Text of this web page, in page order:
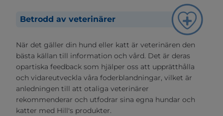
Betrodd av veterinärer
När det gäller din hund eller katt är veterinären den
bästa källan till information och vård. Det är deras
opartiska feedback som hjälper oss att upprätthålla
och vidareutveckla våra foderblandningar, vilket är
anledningen till att otaliga veterinärer
rekommenderar och utfodrar sina egna hundar och
katter med Hill's produkter.